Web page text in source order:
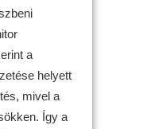
a
helyett
mivel a
Így a